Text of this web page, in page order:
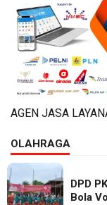
AGEN JASA
OLAHRAGA
DPD
Bola